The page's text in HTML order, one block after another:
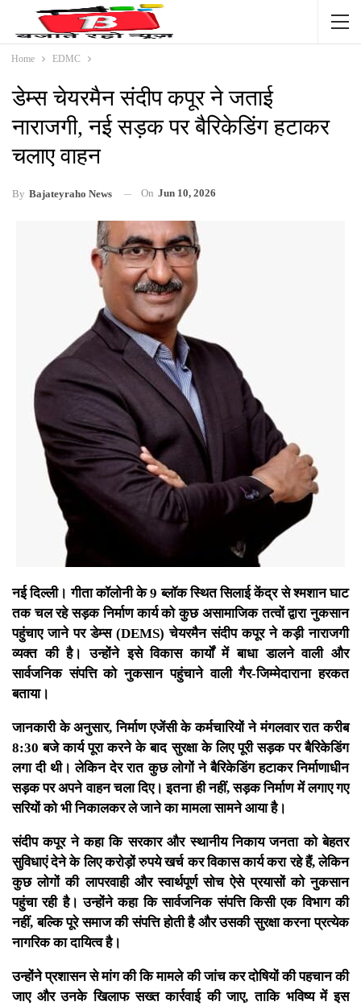
Home EDMC
डेम्स चेयरमैन संदीप कपूर ने जताई
नाराजगी, नई सड़क पर बैरिकेडिंग हटाकर
चलाए वाहन
By Bajateyraho News On Jun 10, 2026
नई दिल्ली। गीता कॉलोनी के 9 ब्लॉक स्थित सिलाई केंद्र से श्मशान घाट
तक चल रहे सड़क निर्माण कार्य को कुछ असामाजिक तत्वों द्वारा नुकसान
पहुंचाए जाने पर डेम्स (DEMS) चेयरमैन संदीप कपूर ने कड़ी नाराजगी
व्यक्त की है। उन्होंने इसे विकास कार्यों में बाधा डालने वाली और
सार्वजनिक संपत्ति को नुकसान पहुंचाने वाली गैर-जिम्मेदाराना हरकत
बताया।
जानकारी के अनुसार, निर्माण एजेंसी के कर्मचारियों ने मंगलवार रात करीब
8:30 बजे कार्य पूरा करने के बाद सुरक्षा के लिए पूरी सड़क पर बैरिकेडिंग
लगा दी थी। लेकिन देर रात कुछ लोगों ने बैरिकेडिंग हटाकर निर्माणाधीन
सड़क पर अपने वाहन चला दिए। इतना ही नहीं, सड़क निर्माण में लगाए गए
सरियों को भी निकालकर ले जाने का मामला सामने आया है।
संदीप कपूर ने कहा कि सरकार और स्थानीय निकाय जनता को बेहतर
सुविधाएं देने के लिए करोड़ों रुपये खर्च कर विकास कार्य करा रहे हैं, लेकिन
कुछ लोगों की लापरवाही और स्वार्थपूर्ण सोच ऐसे प्रयासों को नुकसान
पहुंचा रही है। उन्होंने कहा कि सार्वजनिक संपत्ति किसी एक विभाग की
नहीं, बल्कि पूरे समाज की संपत्ति होती है और उसकी सुरक्षा करना प्रत्येक
नागरिक का दायित्व है।
उन्होंने प्रशासन से मांग की कि मामले की जांच कर दोषियों की पहचान की
जाए और उनके खिलाफ सख्त कार्रवाई की जाए, ताकि भविष्य में इस